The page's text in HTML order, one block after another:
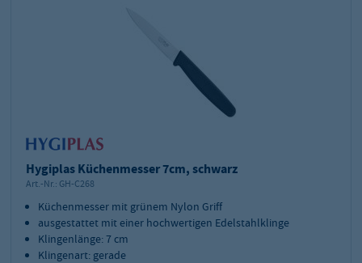
Hygiplas Küchenmesser 7cm, schwarz
Art.-Nr.: GH-C268
Küchenmesser mit grünem Nylon Griff
ausgestattet mit einer hochwertigen Edelstahlklinge
Klingenlänge: 7 cm
Klingenart: gerade